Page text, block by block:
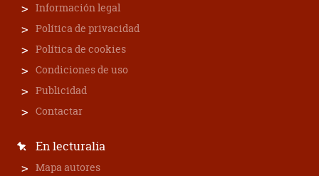
Información legal
Política de privacidad
Política de cookies
Condiciones de uso
Publicidad
Contactar
En lecturalia
Mapa autores